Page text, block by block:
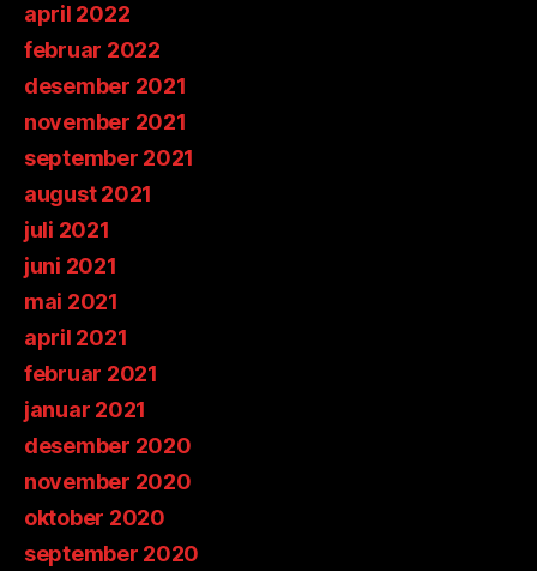
april 2022
februar 2022
desember 2021
november 2021
september 2021
august 2021
juli 2021
juni 2021
mai 2021
april 2021
februar 2021
januar 2021
desember 2020
november 2020
oktober 2020
september 2020